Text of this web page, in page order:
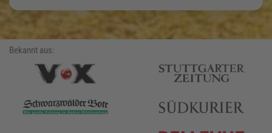
Bekannt aus: